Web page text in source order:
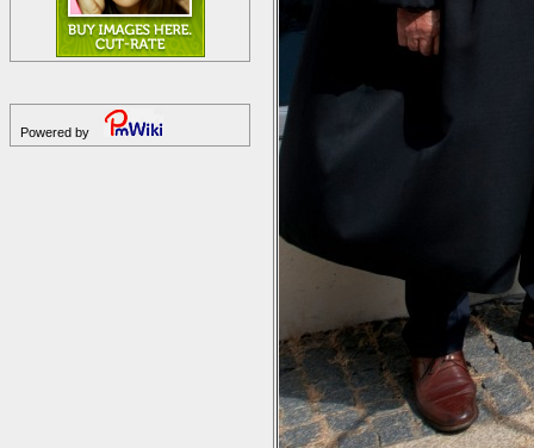
Powered by